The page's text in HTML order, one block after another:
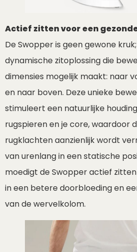
Actief zitten voor een
De Swopper is geen gewone
dynamische zitoplossing die
dimensies mogelijk maakt: naar
en naar boven. Deze unieke
stimuleert een natuurlijke
rugspieren en je core, waardoor
rugklachten aanzienlijk wordt
van urenlang in een statische
moedigt de Swopper actief
in een betere doorbloeding en
van de wervelkolom.